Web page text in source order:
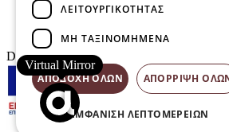
Επικοινωνία
E-Volution Awards
Designed & developed by
Virtual Mirror
ΛΕΙΤΟΥΡΓΙΚΌΤΗΤΑΣ
ΜΗ ΤΑΞΙΝΟΜΗΜΈΝΑ
ΑΠΟΔΟΧΉ ΌΛΩΝ ΑΠΌΡΡΙΨΗ
ΕΜΦΆΝΙΣΗ ΛΕΠΤΟΜΕΡΕΙΏΝ